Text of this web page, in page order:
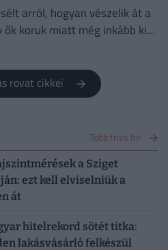
arról, hogyan vészelik át a
koruk miatt még inkább ki
rovat cikkei
Több friss hír
a Sziget
ezt kell elviselniük a
át
hitelrekord sötét titka:
lakásvásárló felkészül